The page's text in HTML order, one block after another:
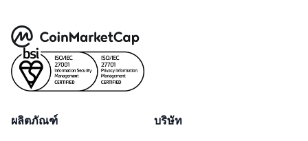
ผลิตภัณฑ์ บริษัท